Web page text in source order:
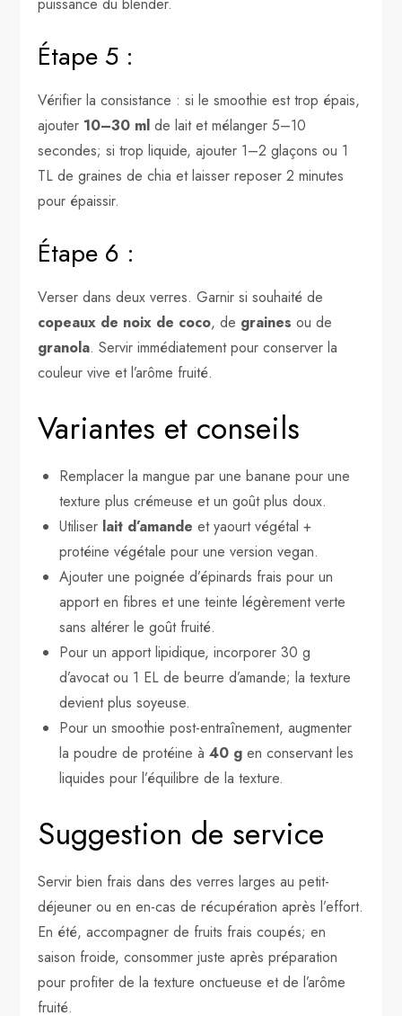
puissance du blender.
Étape 5 :
Vérifier la consistance : si le smoothie est trop épais,
ajouter 10–30 ml de lait et mélanger 5–10
secondes; si trop liquide, ajouter 1–2 glaçons ou 1
TL de graines de chia et laisser reposer 2 minutes
pour épaissir.
Étape 6 :
Verser dans deux verres. Garnir si souhaité de
copeaux de noix de coco, de graines ou de
granola. Servir immédiatement pour conserver la
couleur vive et l’arôme fruité.
Variantes et conseils
Remplacer la mangue par une banane pour une
texture plus crémeuse et un goût plus doux.
Utiliser lait d’amande et yaourt végétal +
protéine végétale pour une version vegan.
Ajouter une poignée d’épinards frais pour un
apport en fibres et une teinte légèrement verte
sans altérer le goût fruité.
Pour un apport lipidique, incorporer 30 g
d’avocat ou 1 EL de beurre d’amande; la texture
devient plus soyeuse.
Pour un smoothie post-entraînement, augmenter
la poudre de protéine à40 g en conservant les
liquides pour l’équilibre de la texture.
Suggestion de service
Servir bien frais dans des verres larges au petit-
déjeuner ou en en-cas de récupération après l’effort.
En été, accompagner de fruits frais coupés; en
saison froide, consommer juste après préparation
pour profiter de la texture onctueuse et de l’arôme
fruité.